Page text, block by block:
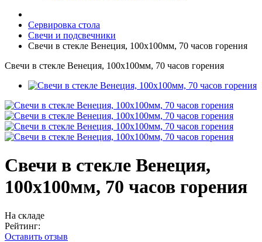
Сервировка стола
Свечи и подсвечники
Свечи в стекле Венеция, 100х100мм, 70 часов горения
Свечи в стекле Венеция, 100х100мм, 70 часов горения
Свечи в стекле Венеция,
100х100мм, 70 часов горения
На складе
Рейтинг:
Оставить отзыв